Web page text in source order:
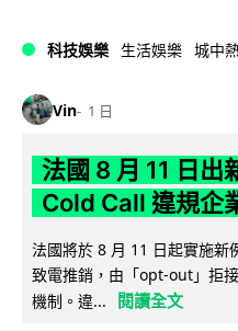
科技娛樂 生活娛樂 城中
Vin 1 日
法國 8 月 11 日出
Cold Call 違規企
法國將於 8 月 11 日起實施新
致電推銷，由「opt-out」拒
機制。違...
閱讀全文